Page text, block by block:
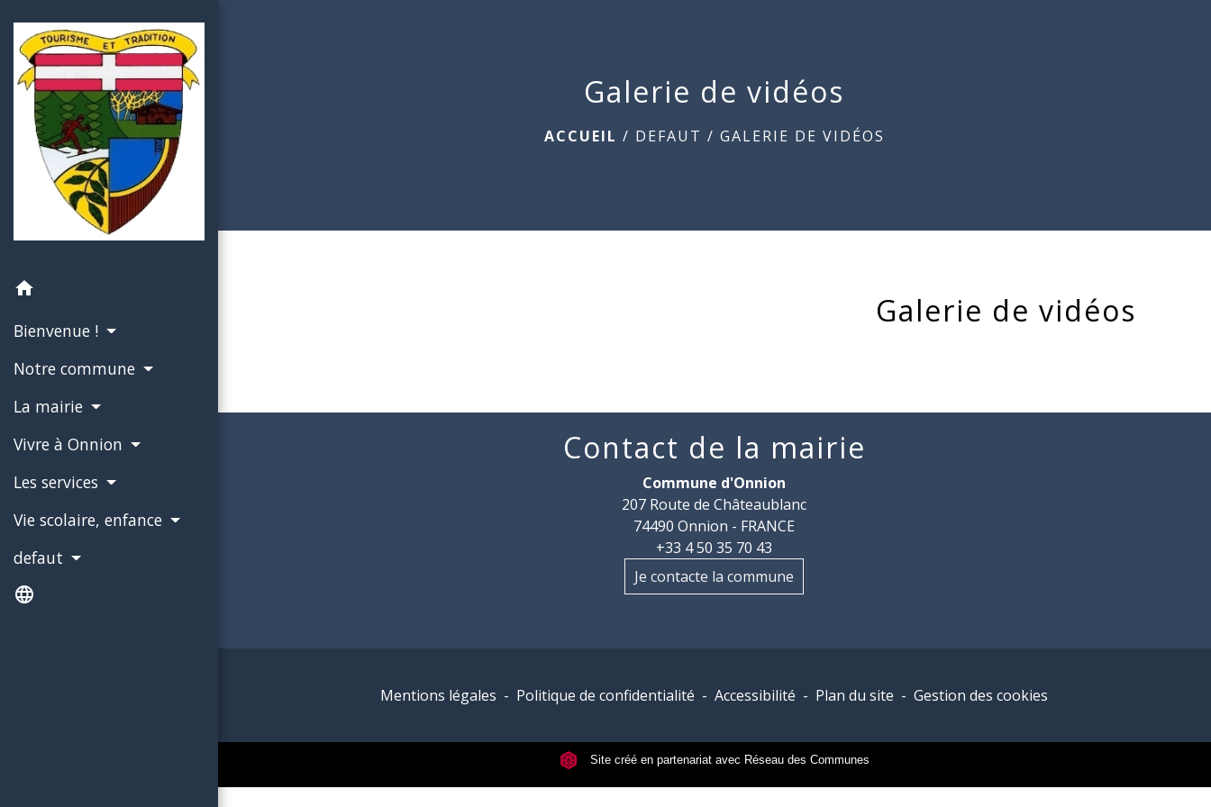
home
Bienvenue !
Notre commune
La mairie
Vivre à Onnion
Les services
Vie scolaire, enfance
defaut
language
Galerie de vidéos
ACCUEIL / DEFAUT / GALERIE DE VIDÉOS
Galerie de vidéos
Contact de la mairie
Commune d'Onnion
207 Route de Châteaublanc
74490 Onnion - FRANCE
+33 4 50 35 70 43
Je contacte la commune
Mentions légales - Politique de confidentialité - Accessibilité - Plan du site - Gestion des cookies
Site créé en partenariat avec Réseau des Communes